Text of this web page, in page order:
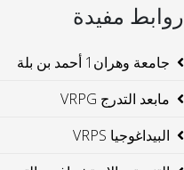
روابط مفيدة
جامعة وهران1 أحمد بن بلة
مابعد التدرج VRPG
البيداغوجيا VRPS